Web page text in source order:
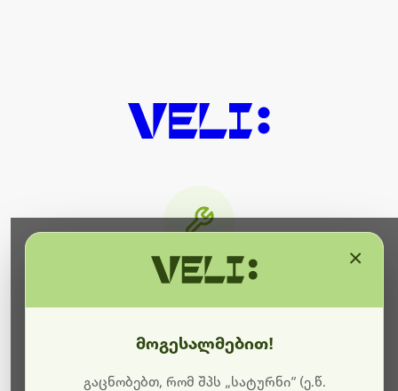
ბოდიშს გიხდით შეფერხებისთვის. ამჟამად
მიმდინარეობს საიტის განახლება და ტექნიკური
მოგესალმებით!
გაცნობებთ, რომ შპს „სატურნი“ (ე.წ.
×